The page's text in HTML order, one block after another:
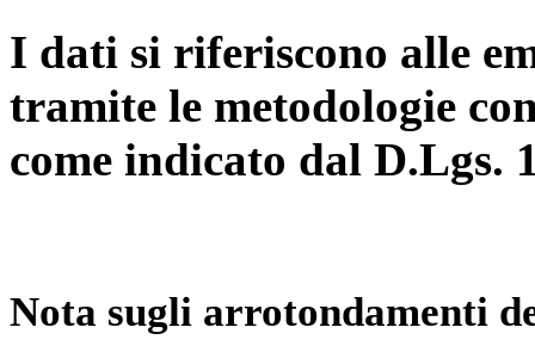
I dati si riferiscono alle
tramite le metodologie
come indicato dal D.Lgs.
Nota sugli arrotondamenti